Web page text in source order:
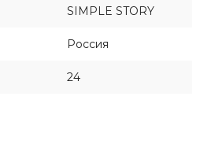
SIMPLE STORY
Россия
24